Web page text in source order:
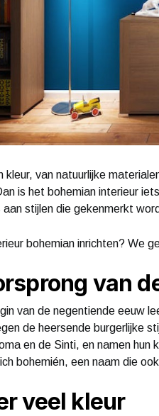
kleur, van natuurlijke
is het bohemian interieur
stijlen die gekenmerkt
bohemian inrichten? We
van
van de negentiende eeuw
de heersende burgerlijke
en de Sinti, en namen hun
bohemién, een naam die
veel kleur